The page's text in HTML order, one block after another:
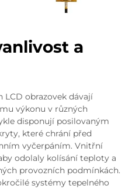
a
LCD obrazovek dávají
výkonu v různých
disponují posilovaným
které chrání před
vyčerpáním. Vnitřní
odolaly kolísání teploty a
provozních podmínkách.
systémy tepelného